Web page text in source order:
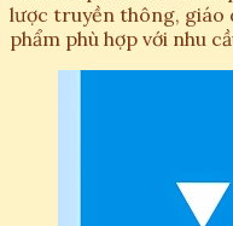
lược truyền thông, giáo
phẩm phù hợp với nhu